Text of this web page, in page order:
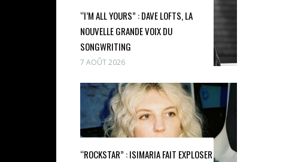
“I’M ALL YOURS” : DAVE LOFTS, LA
NOUVELLE GRANDE VOIX DU
SONGWRITING
7 AOÛT 2026
“ROCKSTAR” : ISIMARIA FAIT EXPLOSER